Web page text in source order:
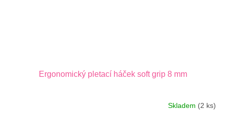
Ergonomický pletací háček soft grip 8 mm
Skladem (2 ks)